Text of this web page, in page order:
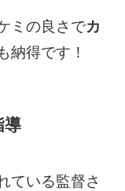
ミの良さでカ
納得です！
導
ている監督さ